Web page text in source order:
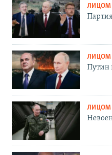
ЛИЦОМ
ЛИЦОМ
Путин
ЛИЦОМ